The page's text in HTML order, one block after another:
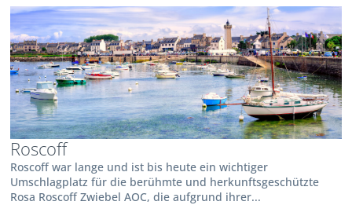
Roscoff
Roscoff war lange und ist bis heute ein wichtiger
Umschlagplatz für die berühmte und herkunftsgeschützte
Rosa Roscoff Zwiebel AOC, die aufgrund ihrer...